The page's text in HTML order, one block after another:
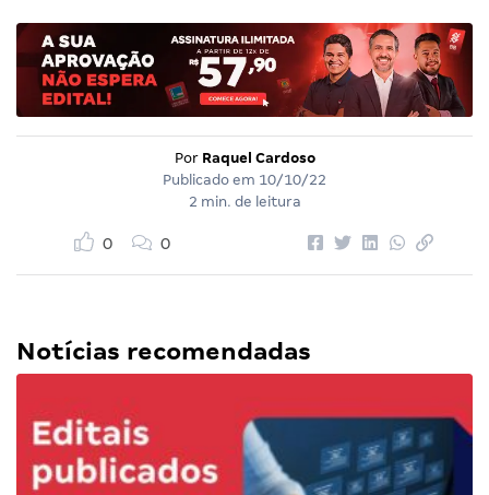
Por Raquel Cardoso
Publicado em 10/10/22
2 min. de leitura
0 0
Notícias recomendadas